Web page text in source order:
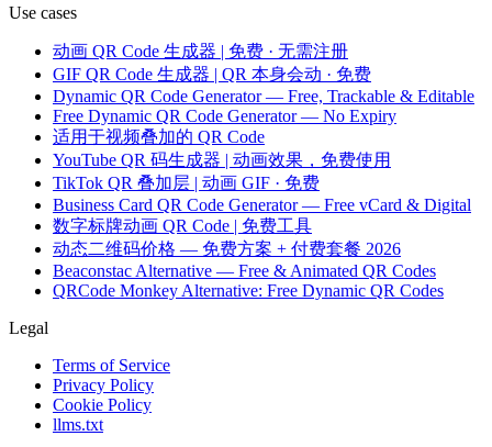
Use cases
动画 QR Code 生成器 | 免费 · 无需注册
GIF QR Code 生成器 | QR 本身会动 · 免费
Dynamic QR Code Generator — Free, Trackable & Editable
Free Dynamic QR Code Generator — No Expiry
适用于视频叠加的 QR Code
YouTube QR 码生成器 | 动画效果，免费使用
TikTok QR 叠加层 | 动画 GIF · 免费
Business Card QR Code Generator — Free vCard & Digital
数字标牌动画 QR Code | 免费工具
动态二维码价格 — 免费方案 + 付费套餐 2026
Beaconstac Alternative — Free & Animated QR Codes
QRCode Monkey Alternative: Free Dynamic QR Codes
Legal
Terms of Service
Privacy Policy
Cookie Policy
llms.txt